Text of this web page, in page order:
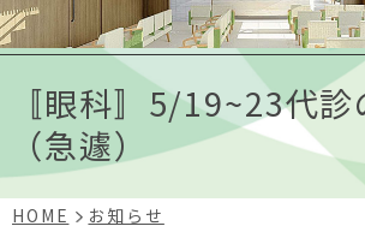
〚眼科〛5/19~23代
（急遽）
HOME お知らせ